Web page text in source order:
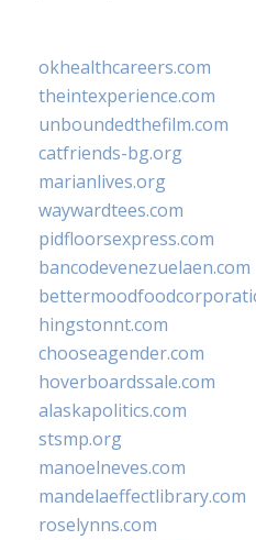
okhealthcareers.com
theintexperience.com
unboundedthefilm.com
catfriends-bg.org
marianlives.org
waywardtees.com
pidfloorsexpress.com
bancodevenezuelaen.com
hingstonnt.com
chooseagender.com
hoverboardssale.com
alaskapolitics.com
stsmp.org
manoelneves.com
mandelaeffectlibrary.com
roselynns.com